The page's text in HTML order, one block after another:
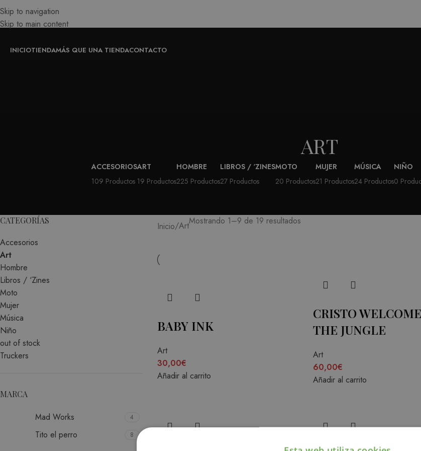
Skip to navigation
Skip to main content
INICIOTIENDAMÁS QUE UNA TIENDACONTACTO
ART
ACCESORIOS
109 Productos
ART
19 Productos
HOMBRE
225 Productos
LIBROS / ‘ZINES
27 Productos
MOTO
20 Productos
MUJER
21 Productos
MÚSICA
24 Productos
NIÑO
0
CATEGORÍAS
Accesorios
Art
Hombre
Libros / ‘Zines
Moto
Mujer
Música
Niño
out of stock
Truckers
MARCA
Mad Works 4
Tito el perro 8
Inicio ArtMostrando 1–9 de 19 resultados
BABY INK
Art
30,00€
Añadir al carrito
CRISTO
THE JUNGLE
Art
60,00€
Añadir al carrito